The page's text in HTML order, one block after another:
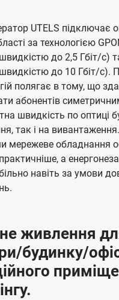
UTELS підключає
за технологією
швидкістю до 2,5 Гбіт/с)
швидкістю до 10 Гбіт/с).
полягає в тому, що
абонентів
швидкість по оптиці
так і на
мережеве обладнання
а
навіть за умови
живлення
будинку/